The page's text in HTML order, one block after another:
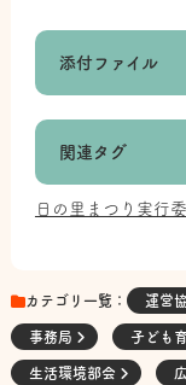
添付ファイル
関連タグ
日の里まつり実行
カテゴリ一覧： 運営
事務局 子ども
生活環境部会